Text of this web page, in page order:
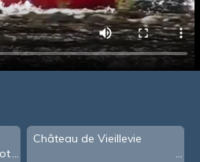
Château de Vieillevie